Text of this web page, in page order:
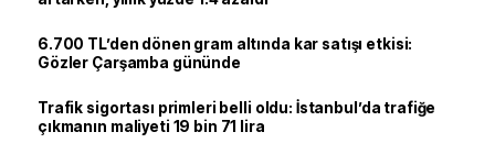
6.700 TL’den dönen gram altında kar satışı etkisi:
Gözler Çarşamba gününde
Trafik sigortası primleri belli oldu: İstanbul’da trafiğe
çıkmanın maliyeti 19 bin 71 lira